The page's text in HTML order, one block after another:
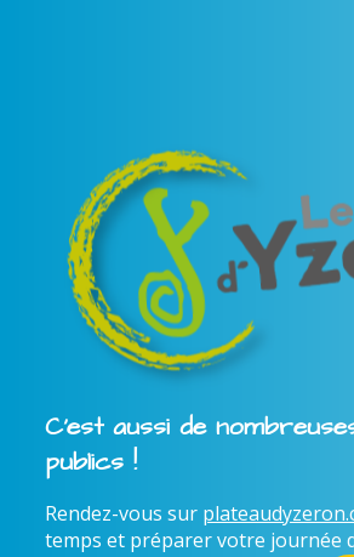
C'est aussi de
publics !
Rendez-vous sur
temps et préparer votre journée